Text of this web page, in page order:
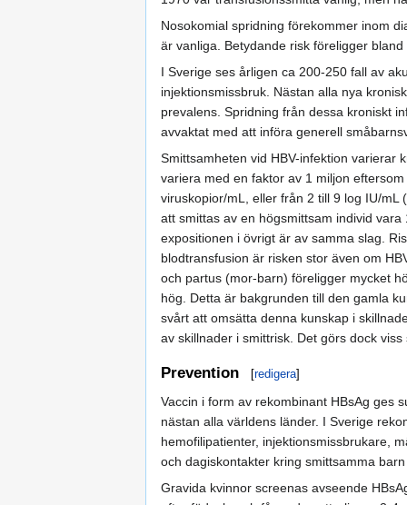
Nosokomial spridning förekommer inom
är vanliga. Betydande risk föreligger
I Sverige ses årligen ca 200-250 fall av
injektionsmissbruk. Nästan alla nya
prevalens. Spridning från dessa kroniskt
avvaktat med att införa generell
Smittsamheten vid HBV-infektion varierar
variera med en faktor av 1 miljon
viruskopior/mL, eller från 2 till 9 log IU/
att smittas av en högsmittsam individ
expositionen i övrigt är av samma slag.
blodtransfusion är risken stor även om
och partus (mor-barn) föreligger mycket
hög. Detta är bakgrunden till den gamla
svårt att omsätta denna kunskap i
av skillnader i smittrisk. Det görs dock
Prevention [redigera]
Vaccin i form av rekombinant HBsAg ges
nästan alla världens länder. I Sverige
hemofilipatienter, injektionsmissbrukare,
och dagiskontakter kring smittsamma
Gravida kvinnor screenas avseende